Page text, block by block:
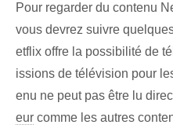
Pour regarder du contenu
vous devrez suivre
etflix offre la possibilité de
issions de télévision pour
enu ne peut pas être lu
eur comme les autres